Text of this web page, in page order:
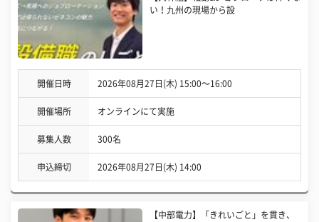
い！九州の現場から設
開催日時 2026年08月27日(木) 15:00〜16:00
開催場所 オンラインにて実施
募集人数 300名
申込締切 2026年08月27日(木) 14:00
【中部電力】「きれいごと」を貫き、